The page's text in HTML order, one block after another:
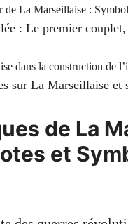
de La Marseillaise :
: Le premier
dans la construction de
sur La Marseillaise et
de La
et